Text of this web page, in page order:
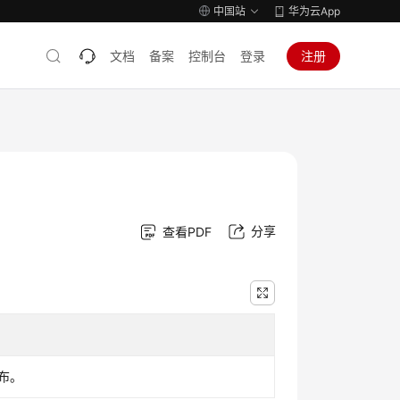
中国站 华为云App
文档 备案 控制台 登录 注册
查看PDF 分享
。